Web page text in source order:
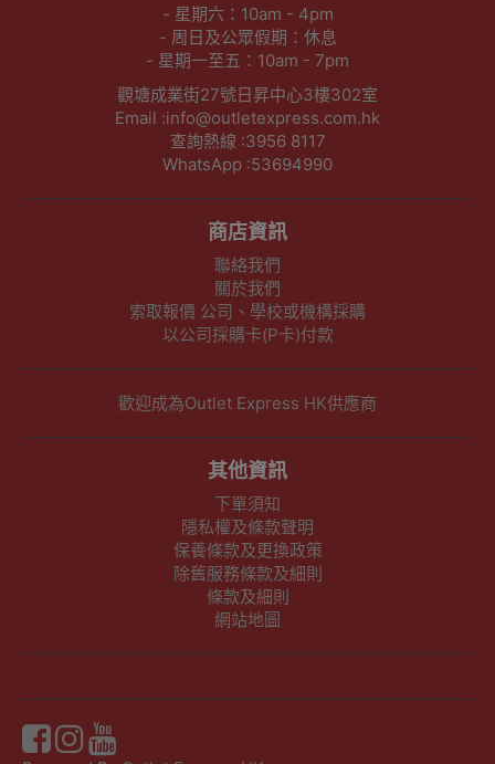
- 星期六：10am - 4pm
- 周日及公眾假期：休息
- 星期一至五：10am - 7pm
觀塘成業街27號日昇中心3樓302室
Email :info@outletexpress.com.hk
查詢熱線 :3956 8117
WhatsApp :53694990
商店資訊
聯絡我們
關於我們
索取報價 公司、學校或機構採購
以公司採購卡(P卡)付款
歡迎成為Outlet Express HK供應商
其他資訊
下單須知
隱私權及條款聲明
保養條款及更換政策
除舊服務條款及細則
條款及細則
網站地圖